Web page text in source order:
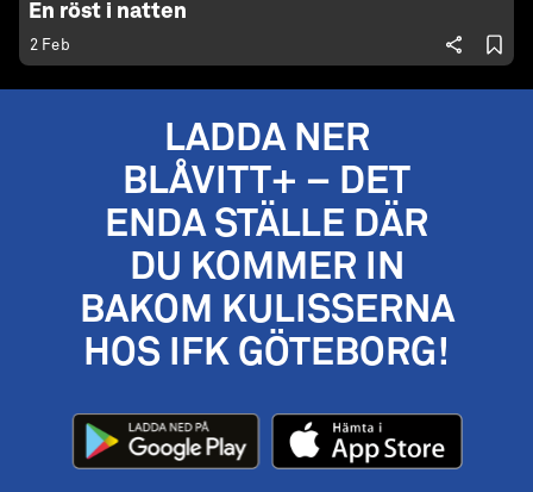
En röst i natten
2 Feb
LADDA NER
BLÅVITT+ – DET
ENDA STÄLLE DÄR
DU KOMMER IN
BAKOM KULISSERNA
HOS IFK GÖTEBORG!